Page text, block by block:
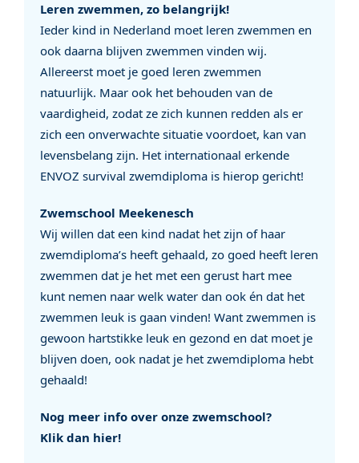
Leren zwemmen, zo belangrijk!
Ieder kind in Nederland moet leren zwemmen en
ook daarna blijven zwemmen vinden wij.
Allereerst moet je goed leren zwemmen
natuurlijk. Maar ook het behouden van de
vaardigheid, zodat ze zich kunnen redden als er
zich een onverwachte situatie voordoet, kan van
levensbelang zijn. Het internationaal erkende
ENVOZ survival zwemdiploma is hierop gericht!
Zwemschool Meekenesch
Wij willen dat een kind nadat het zijn of haar
zwemdiploma’s heeft gehaald, zo goed heeft leren
zwemmen dat je het met een gerust hart mee
kunt nemen naar welk water dan ook én dat het
zwemmen leuk is gaan vinden! Want zwemmen is
gewoon hartstikke leuk en gezond en dat moet je
blijven doen, ook nadat je het zwemdiploma hebt
gehaald!
Nog meer info over onze zwemschool?
Klik dan hier!